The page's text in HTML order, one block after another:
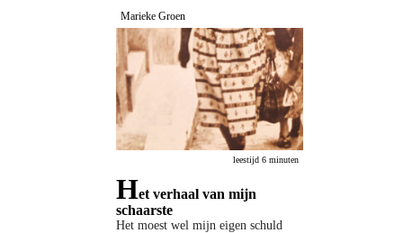
Marieke Groen
leestijd 6 minuten
Het verhaal van mijn
schaarste
Het moest wel mijn eigen schuld